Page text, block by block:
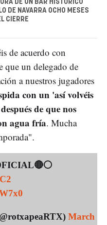
DE UN BAR HISTÓRICO
DE NAVARRA OCHO MESES
CIERRE
de acuerdo con
que un delegado de
a nuestros jugadores
con un 'así volvéis
de que nos
agua fría. Mucha
March